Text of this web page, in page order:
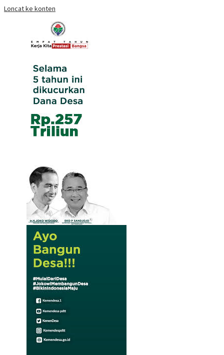
Loncat ke konten